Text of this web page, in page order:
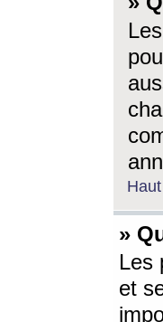
Haut
»
Les
et